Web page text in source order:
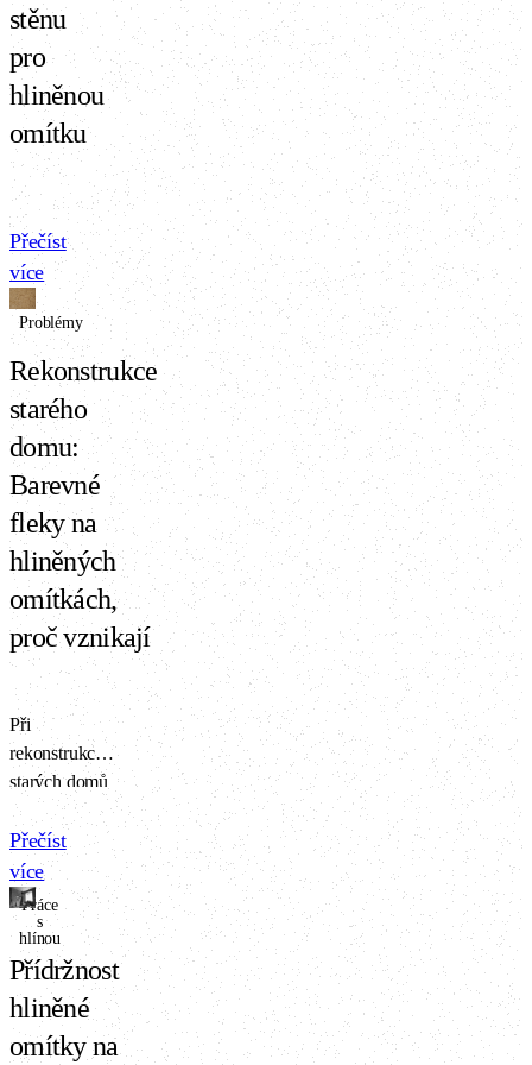
omítky riziko
omezit.
stěnu
pro
hliněnou
omítku
Přečíst
více
Problémy
Rekonstrukce
starého
domu:
Barevné
fleky na
hliněných
omítkách,
proč vznikají
Při
rekonstrukcích
starých domů
se může občas
objevit
problém s
barevnou
nejednotností
hliněného
povrchu.
Nejčastěji se s
tím setkáváme
Přečíst
více
Práce
s
hlínou
Přídržnost
hliněné
omítky na